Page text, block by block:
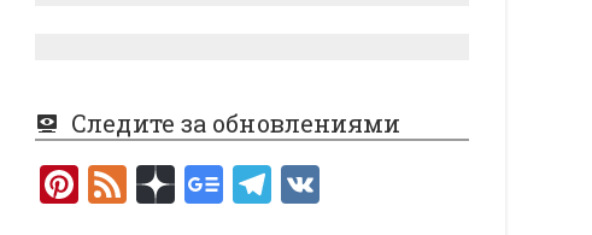
Следите за обновлениями
Pi F